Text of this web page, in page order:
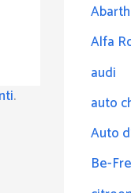
.
Abarth
Alfa
audi
auto
Auto
Be-